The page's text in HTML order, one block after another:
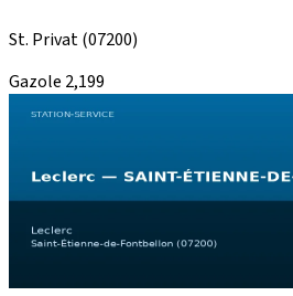
St. Privat(07200)
Gazole 2,199